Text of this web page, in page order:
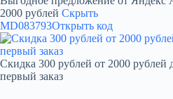
2000 рублей Скрыть
MD083793Открыть код
Скидка 300 рублей от 2000 рублей
первый заказ